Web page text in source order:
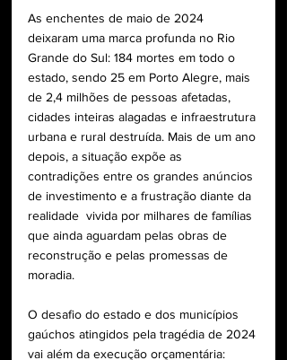
As enchentes de maio de 2024
deixaram uma marca profunda no Rio
Grande do Sul: 184 mortes em todo o
estado, sendo 25 em Porto Alegre, mais
de 2,4 milhões de pessoas afetadas,
cidades inteiras alagadas e infraestrutura
urbana e rural destruída. Mais de um ano
depois, a situação expõe as
contradições entre os grandes anúncios
de investimento e a frustração diante da
realidade  vivida por milhares de famílias
que ainda aguardam pelas obras de
reconstrução e pelas promessas de
moradia.
O desafio do estado e dos municípios
gaúchos atingidos pela tragédia de 2024
vai além da execução orçamentária: